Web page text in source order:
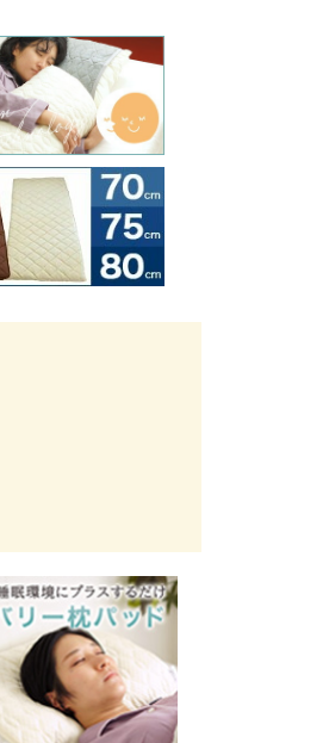
カーテンのサイズ
カーテン
ス・シアーカーテン
ディズニーカーテ
ムーミンカーテ
ピーナツカー
(SNOOPY スヌーピ
美容・化粧品
シルク寝具・雑貨
HURONテクノロジー リ
カバリー寝具
ソファカバー
ひざ掛け
パジャマ
クッション
玄関・フロアーマット
ペット用ベッド
インテリア
その他寝具雑貨